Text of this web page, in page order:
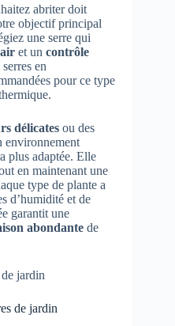
abriter doit
objectif principal
une serre qui
et un contrôle
en
pour ce type
délicates ou des
environnement
plus adaptée. Elle
en maintenant une
type de plante a
d’humidité et de
garantit une
abondante de
de jardin